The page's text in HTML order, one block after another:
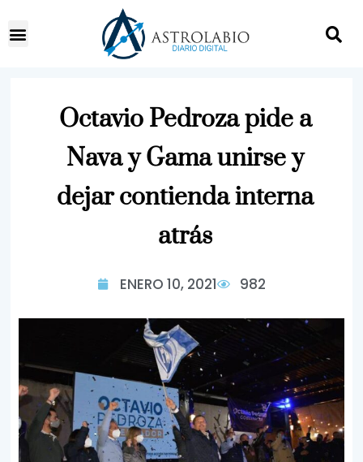
Octavio Pedroza pide a
Nava y Gama unirse y
dejar contienda interna
atrás
ENERO 10, 2021 982